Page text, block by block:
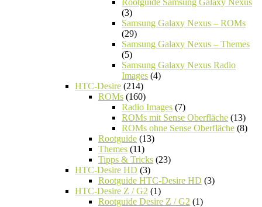
Rootguide Samsung Galaxy Nexus
(3)
Samsung Galaxy Nexus – ROMs
(29)
Samsung Galaxy Nexus – Themes
(5)
Samsung Galaxy Nexus Radio
Images (4)
HTC-Desire (214)
ROMs (160)
Radio Images (7)
ROMs mit Sense Oberfläche (13)
ROMs ohne Sense Oberfläche (8)
Rootguide (13)
Themes (11)
Tipps & Tricks (23)
HTC-Desire HD (3)
Rootguide HTC-Desire HD (3)
HTC-Desire Z / G2 (1)
Rootguide Desire Z / G2 (1)